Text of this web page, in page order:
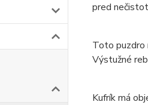
pred
Toto puzdro
Výstužné
Kufrík má